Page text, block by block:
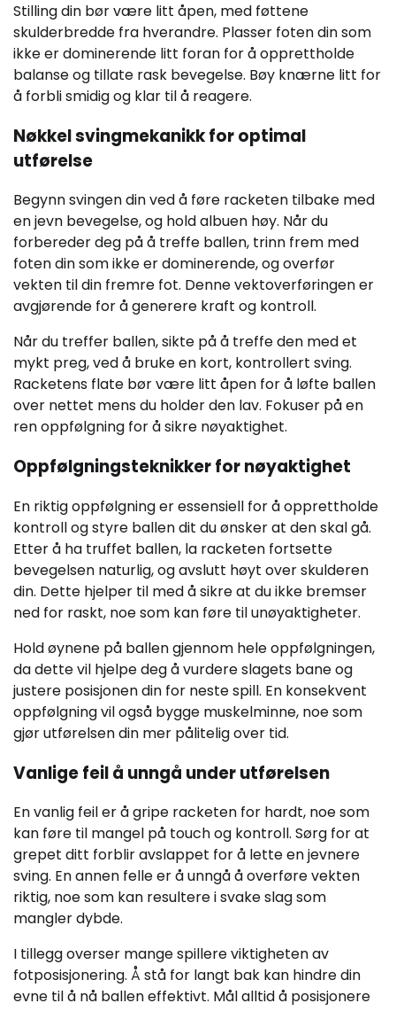
Stilling din bør være litt åpen, med føttene
skulderbredde fra hverandre. Plasser foten din som
ikke er dominerende litt foran for å opprettholde
balanse og tillate rask bevegelse. Bøy knærne litt for
å forbli smidig og klar til å reagere.
Nøkkel svingmekanikk for optimal
utførelse
Begynn svingen din ved å føre racketen tilbake med
en jevn bevegelse, og hold albuen høy. Når du
forbereder deg på å treffe ballen, trinn frem med
foten din som ikke er dominerende, og overfør
vekten til din fremre fot. Denne vektoverføringen er
avgjørende for å generere kraft og kontroll.
Når du treffer ballen, sikte på å treffe den med et
mykt preg, ved å bruke en kort, kontrollert sving.
Racketens flate bør være litt åpen for å løfte ballen
over nettet mens du holder den lav. Fokuser på en
ren oppfølgning for å sikre nøyaktighet.
Oppfølgningsteknikker for nøyaktighet
En riktig oppfølgning er essensiell for å opprettholde
kontroll og styre ballen dit du ønsker at den skal gå.
Etter å ha truffet ballen, la racketen fortsette
bevegelsen naturlig, og avslutt høyt over skulderen
din. Dette hjelper til med å sikre at du ikke bremser
ned for raskt, noe som kan føre til unøyaktigheter.
Hold øynene på ballen gjennom hele oppfølgningen,
da dette vil hjelpe deg å vurdere slagets bane og
justere posisjonen din for neste spill. En konsekvent
oppfølgning vil også bygge muskelminne, noe som
gjør utførelsen din mer pålitelig over tid.
Vanlige feil å unngå under utførelsen
En vanlig feil er å gripe racketen for hardt, noe som
kan føre til mangel på touch og kontroll. Sørg for at
grepet ditt forblir avslappet for å lette en jevnere
sving. En annen felle er å unngå å overføre vekten
riktig, noe som kan resultere i svake slag som
mangler dybde.
I tillegg overser mange spillere viktigheten av
fotposisjonering. Å stå for langt bak kan hindre din
evne til å nå ballen effektivt. Mål alltid å posisjonere